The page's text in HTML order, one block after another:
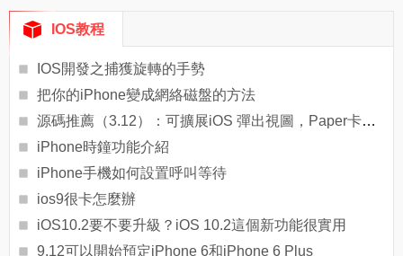
IOS教程
IOS開發之捕獲旋轉的手勢
把你的iPhone變成網絡磁盤的方法
源碼推薦（3.12）：可擴展iOS 彈出視圖，Paper卡片式切換效果
iPhone時鐘功能介紹
iPhone手機如何設置呼叫等待
ios9很卡怎麼辦
iOS10.2要不要升級？iOS 10.2這個新功能很實用
9.12可以開始預定iPhone 6和iPhone 6 Plus